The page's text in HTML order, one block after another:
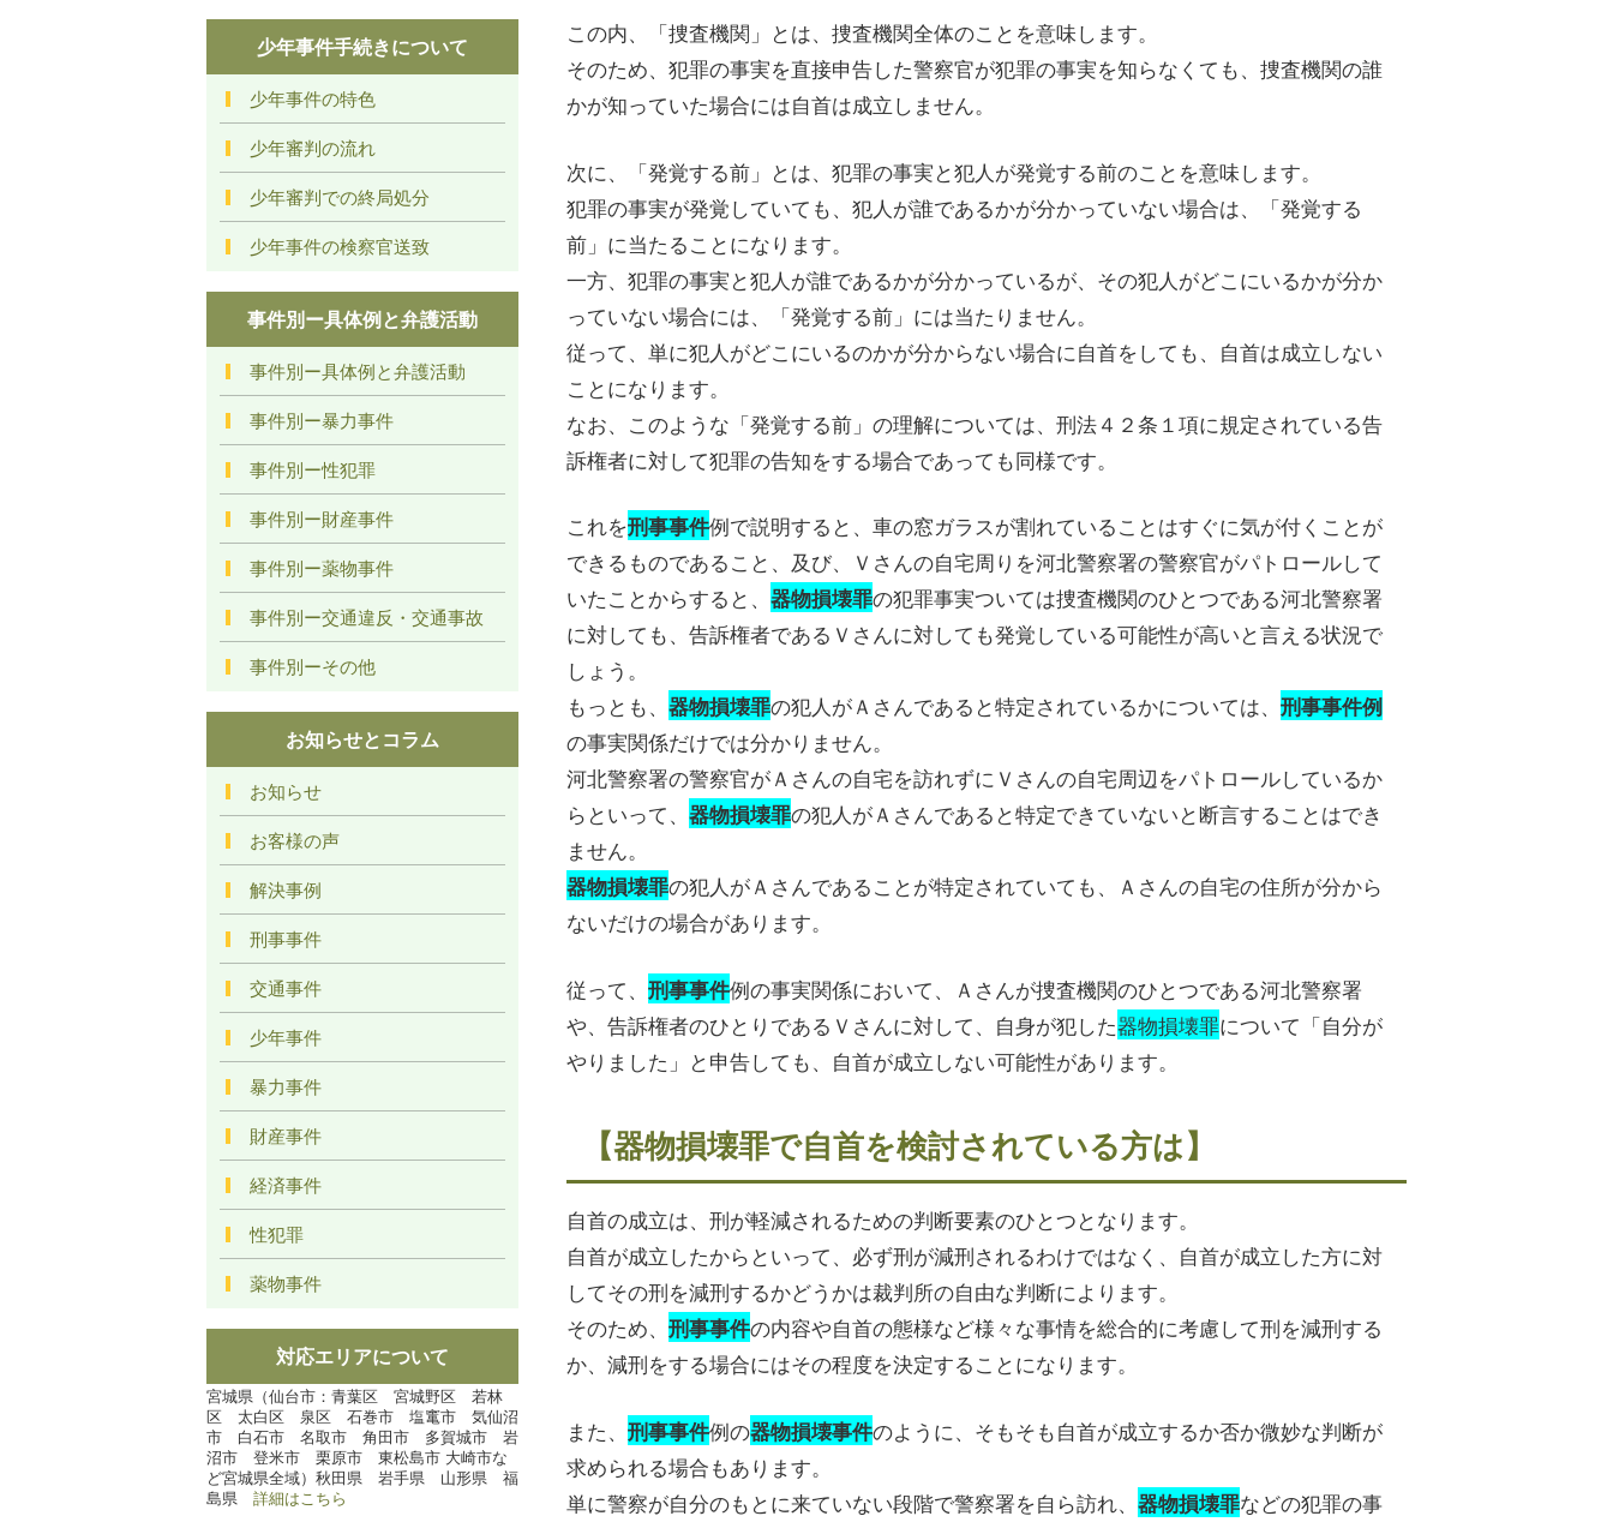
この内、「捜査機関」とは、捜査機関全体のことを意味します。
そのため、犯罪の事実を直接申告した警察官が犯罪の事実を知らなくても、捜査機関の誰
かが知っていた場合には自首は成立しません。
次に、「発覚する前」とは、犯罪の事実と犯人が発覚する前のことを意味します。
犯罪の事実が発覚していても、犯人が誰であるかが分かっていない場合は、「発覚する
前」に当たることになります。
一方、犯罪の事実と犯人が誰であるかが分かっているが、その犯人がどこにいるかが分か
っていない場合には、「発覚する前」には当たりません。
従って、単に犯人がどこにいるのかが分からない場合に自首をしても、自首は成立しない
ことになります。
なお、このような「発覚する前」の理解については、刑法４２条１項に規定されている告
訴権者に対して犯罪の告知をする場合であっても同様です。
これを刑事事件例で説明すると、車の窓ガラスが割れていることはすぐに気が付くことが
できるものであること、及び、Ｖさんの自宅周りを河北警察署の警察官がパトロールして
いたことからすると、 器物損壊罪の犯罪事実ついては捜査機関のひとつである河北警察署
に対しても、告訴権者であるＶさんに対しても発覚している可能性が高いと言える状況で
しょう。
もっとも、 器物損壊罪の犯人がＡさんであると特定されているかについては、 刑事事件例
の事実関係だけでは分かりません。
河北警察署の警察官がＡさんの自宅を訪れずにＶさんの自宅周辺をパトロールしているか
らといって、 器物損壊罪の犯人がＡさんであると特定できていないと断言することはでき
ません。
器物損壊罪の犯人がＡさんであることが特定されていても、Ａさんの自宅の住所が分から
ないだけの場合があります。
従って、 刑事事件例の事実関係において、Ａさんが捜査機関のひとつである河北警察署
や、告訴権者のひとりであるＶさんに対して、自身が犯した器物損壊罪について「自分が
やりました」と申告しても、自首が成立しない可能性があります。
【器物損壊罪で自首を検討されている方は】
自首の成立は、刑が軽減されるための判断要素のひとつとなります。
自首が成立したからといって、必ず刑が減刑されるわけではなく、自首が成立した方に対
してその刑を減刑するかどうかは裁判所の自由な判断によります。
そのため、 刑事事件の内容や自首の態様など様々な事情を総合的に考慮して刑を減刑する
か、減刑をする場合にはその程度を決定することになります。
また、 刑事事件例の器物損壊事件のように、そもそも自首が成立するか否か微妙な判断が
求められる場合もあります。
単に警察が自分のもとに来ていない段階で警察署を自ら訪れ、 器物損壊罪などの犯罪の事
少年事件手続きについて
少年事件の特色
少年審判の流れ
少年審判での終局処分
少年事件の検察官送致
事件別ー具体例と弁護活動
事件別ー具体例と弁護活動
事件別ー暴力事件
事件別ー性犯罪
事件別ー財産事件
事件別ー薬物事件
事件別ー交通違反・交通事故
事件別ーその他
お知らせとコラム
お知らせ
お客様の声
解決事例
刑事事件
交通事件
少年事件
暴力事件
財産事件
経済事件
性犯罪
薬物事件
対応エリアについて
宮城県（仙台市：青葉区 宮城野区 若林
区 太白区 泉区 石巻市 塩竃市 気仙沼
市 白石市 名取市 角田市 多賀城市 岩
沼市 登米市 栗原市 東松島市 大崎市な
ど宮城県全域）秋田県 岩手県 山形県 福
島県 詳細はこちら